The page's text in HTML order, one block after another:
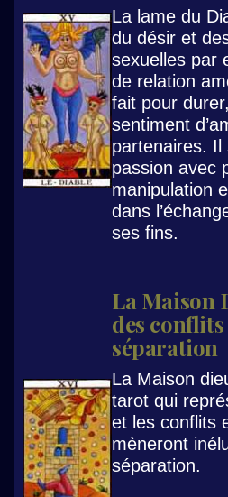
La lame du
du désir et
sexuelles par
de relation
fait pour
sentiment
partenaires. Il
passion avec
manipulation
dans
ses fins.
La Maison
des
séparation
La Maison
tarot qui
et les conflits
mèneront
séparation.